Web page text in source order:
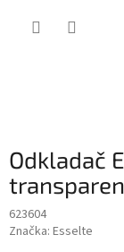
Odkladač
623604
Značka: Esselte